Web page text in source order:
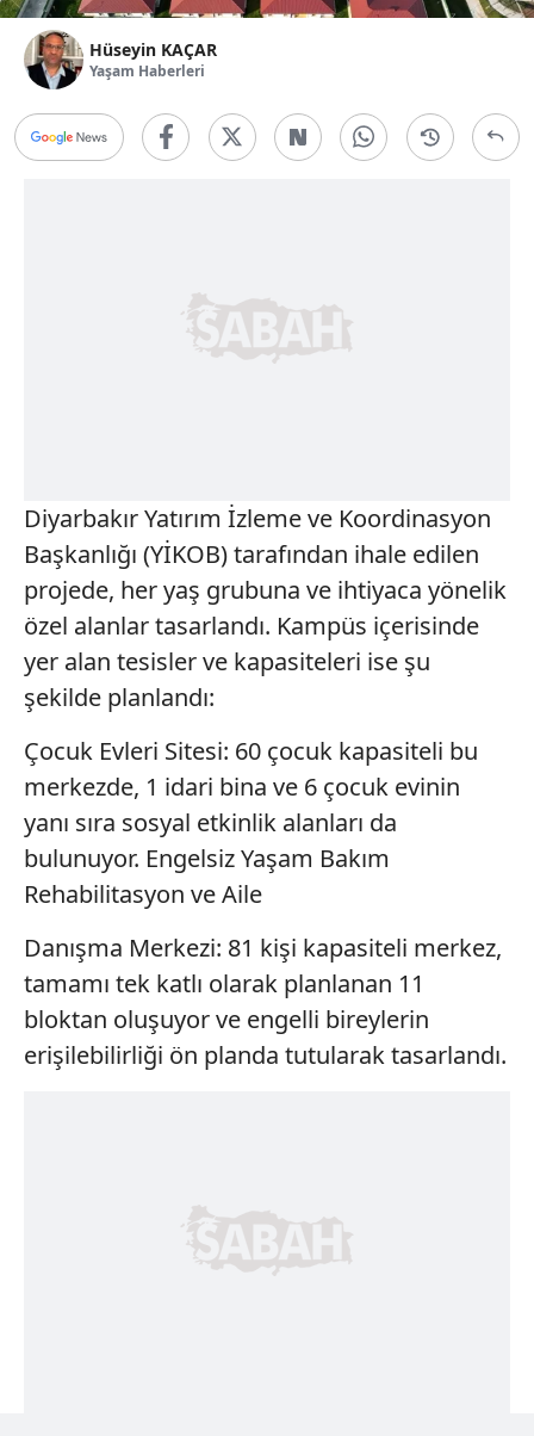
Hüseyin KAÇAR
Yaşam Haberleri
Diyarbakır Yatırım İzleme ve Koordinasyon
Başkanlığı (YİKOB) tarafından ihale edilen
projede, her yaş grubuna ve ihtiyaca yönelik
özel alanlar tasarlandı. Kampüs içerisinde
yer alan tesisler ve kapasiteleri ise şu
şekilde planlandı:
Çocuk Evleri Sitesi: 60 çocuk kapasiteli bu
merkezde, 1 idari bina ve 6 çocuk evinin
yanı sıra sosyal etkinlik alanları da
bulunuyor. Engelsiz Yaşam Bakım
Rehabilitasyon ve Aile
Danışma Merkezi: 81 kişi kapasiteli merkez,
tamamı tek katlı olarak planlanan 11
bloktan oluşuyor ve engelli bireylerin
erişilebilirliği ön planda tutularak tasarlandı.